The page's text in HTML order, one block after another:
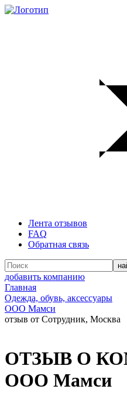
Лента отзывов
FAQ
Обратная связь
добавить компанию
Главная
Одежда, обувь, аксессуары
ООО Мамси
отзыв от Сотрудник, Москва
ОТЗЫВ О
ООО Мамси